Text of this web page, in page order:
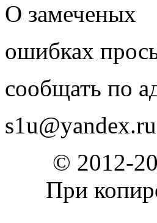
О замеченых
ошибках
сообщать по
s1u@yandex.ru
© 2012-
При